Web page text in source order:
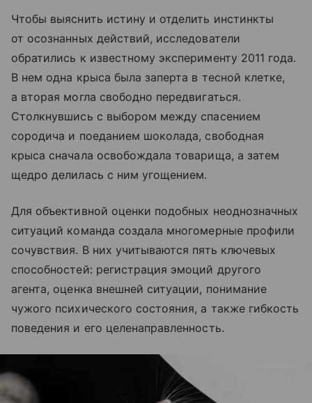
Чтобы выяснить истину и отделить инстинкты
от осознанных действий, исследователи
обратились к известному эксперименту 2011 года.
В нем одна крыса была заперта в тесной клетке,
а вторая могла свободно передвигаться.
Столкнувшись с выбором между спасением
сородича и поеданием шоколада, свободная
крыса сначала освобождала товарища, а затем
щедро делилась с ним угощением.
Для объективной оценки подобных неоднозначных
ситуаций команда создала многомерные профили
сочувствия. В них учитываются пять ключевых
способностей: регистрация эмоций другого
агента, оценка внешней ситуации, понимание
чужого психического состояния, а также гибкость
поведения и его целенаправленность.